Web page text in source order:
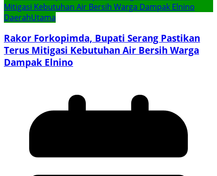
DaerahUtama
Rakor Forkopimda, Bupati Serang Pastikan
Terus Mitigasi Kebutuhan Air Bersih Warga
Dampak Elnino